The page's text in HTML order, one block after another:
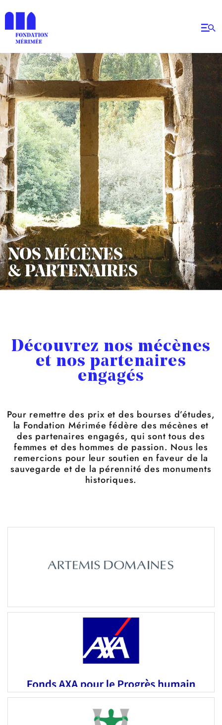
NOS MÉCÈNES
& PARTENAIRES
Découvrez nos mécènes
et nos partenaires
engagés
Pour remettre des prix et des bourses d’études,
la Fondation Mérimée fédère des mécènes et
des partenaires engagés, qui sont tous des
femmes et des hommes de passion. Nous les
remercions pour leur soutien en faveur de la
sauvegarde et de la pérennité des monuments
historiques.